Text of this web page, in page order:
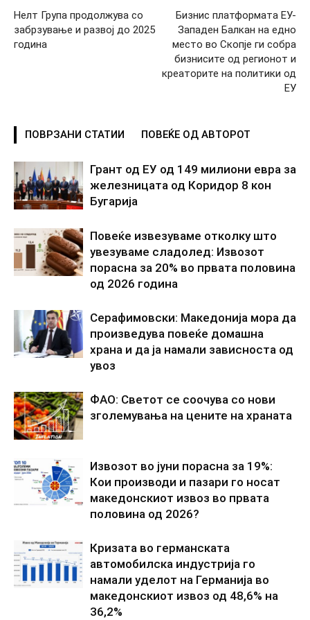
Нелт Група продолжува со
забрзување и развој до 2025
година
Бизнис платформата ЕУ-
Западен Балкан на едно
место во Скопје ги собра
бизнисите од регионот и
креаторите на политики од
ЕУ
ПОВРЗАНИ СТАТИИ ПОВЕЌЕ ОД АВТОРОТ
Грант од ЕУ од 149 милиони евра за
железницата од Коридор 8 кон
Бугарија
Повеќе извезуваме отколку што
увезуваме сладолед: Извозот
порасна за 20% во првата половина
од 2026 година
Серафимовски: Македонија мора да
произведува повеќе домашна
храна и да ја намали зависноста од
увоз
ФАО: Светот се соочува со нови
зголемувања на цените на храната
Извозот во јуни порасна за 19%:
Кои производи и пазари го носат
македонскиот извоз во првата
половина од 2026?
Кризата во германската
автомобилска индустрија го
намали уделот на Германија во
македонскиот извоз од 48,6% на
36,2%